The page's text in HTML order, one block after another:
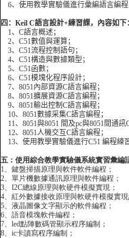
6、使用教學實驗儀進行彙編語言編
四： Keil C語言設計+練習課，內容如下
1、 C語言概述；
2、 C51數值與運算；
3、 C51流程控制語句；
4、 C51構造與數據類型；
5、 C51函數；
6、 C51模塊化程序設計；
7、 8051內部資源C語言編程；
8、 8051擴展資源C語言編程；
9、 8051輸出控制 C語言編程；
10、 8051數據采集C語言編程；
11、 8051與8051 間及pc與8051 間通訊
12、 8051人機交互C語言編程；
13、使用教學實驗儀進行C51 編程練
五：使用綜合教學實驗儀系統實習彙編
1、鍵盤掃描原理與軟件軟件編程；
2、單片機數據通訊原理與軟件編程；
3、 I2C總線原理與軟硬件模擬實現；
4、紅外數據接收原理與軟硬件模擬實
5、液晶圖像文字顯示的軟件編程；
6、語音模塊軟件編程；
7、 led點陣數碼管顯示程序編制；
8、 ic卡讀寫程序編制；